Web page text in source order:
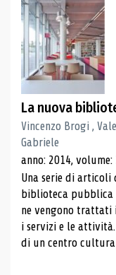
La nuova
Vincenzo Brogi ,
Gabriele
anno: 2014, volume:
Una serie di
biblioteca pubblica
ne vengono trattati
i servizi e le
di un centro